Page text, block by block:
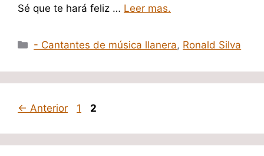
Sé que te hará feliz … Leer mas.
Categorías
- Cantantes de música llanera, Ronald Silva
← Anterior Página
1 Página
2